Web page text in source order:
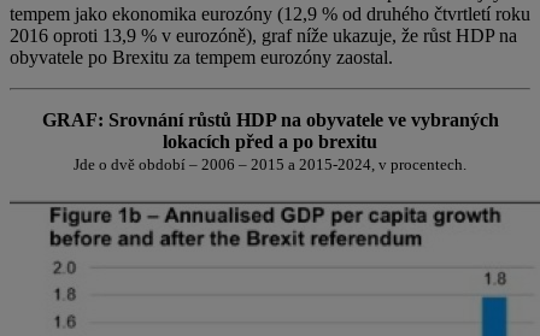
tempem jako ekonomika eurozóny (12,9 % od druhého čtvrtletí roku
2016 oproti 13,9 % v eurozóně), graf níže ukazuje, že růst HDP na
obyvatele po Brexitu za tempem eurozóny zaostal.
GRAF: Srovnání růstů HDP na obyvatele ve vybraných
lokacích před a po brexitu
Jde o dvě období – 2006 – 2015 a 2015-2024, v procentech.